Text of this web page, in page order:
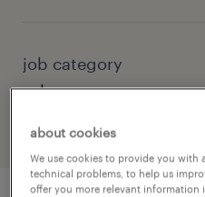
job category
sales
about cookies
We use cookies to provide you with
technical problems, to help us
offer you more relevant information